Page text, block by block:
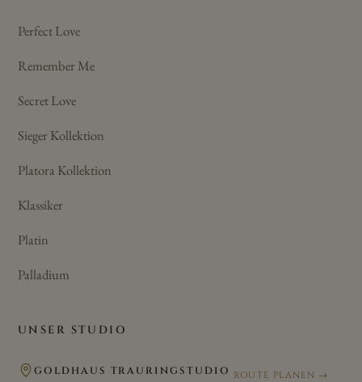
Perfect Love
Remember Me
Secret Love
Sieger Kollektion
Platora Kollektion
Klassiker
Platin
Palladium
UNSER STUDIO
GOLDHAUS TRAURINGSTUDIO ROUTE PLANEN →